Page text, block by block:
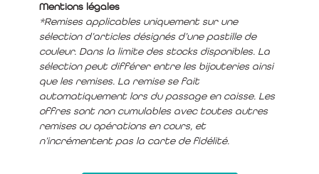
Mentions légales
*Remises applicables uniquement sur une
sélection d’articles désignés d’une pastille de
couleur. Dans la limite des stocks disponibles. La
sélection peut différer entre les bijouteries ainsi
que les remises. La remise se fait
automatiquement lors du passage en caisse. Les
offres sont non cumulables avec toutes autres
remises ou opérations en cours, et
n’incrémentent pas la carte de fidélité.